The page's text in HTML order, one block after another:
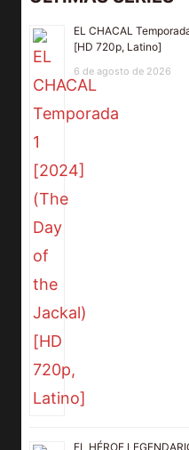
EL CHACAL
[HD 720p, Latino]
6 de agosto de 2026
EL HÉROE